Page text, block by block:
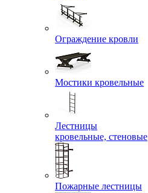
Ограждение кровли
Мостики кровельные
Лестницы
кровельные, стеновые
Пожарные лестницы